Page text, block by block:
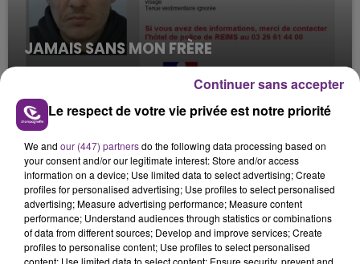
JAMAIS SANS MON FRÈRE
Julien Fourel n'a plus donné signé de vie depuis 5
mois. Sa sœur poursuit ses recherches pour le
retrouver.
LA CENTRALE NUCLÉAIRE DE CHOOZ
TOUJOURS À L'ARRÊT
Le respect de votre vie privée est notre priorité
We and our (447) partnersdo the following data processing based on
your consent and/or our legitimate interest: Store and/or access
information on a device; Use limited data to select advertising; Create
profiles for personalised advertising; Use profiles to select personalised
advertising; Measure advertising performance; Measure content
performance; Understand audiences through statistics or combinations
of data from different sources; Develop and improve services; Create
profiles to personalise content; Use profiles to select personalised
content; Use limited data to select content; Ensure security, prevent and
Continuer sans accepter